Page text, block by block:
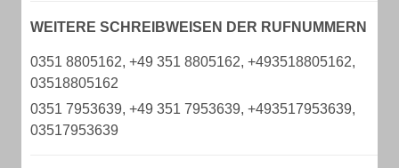
WEITERE SCHREIBWEISEN DER RUFNUMMERN
0351 8805162, +49 351 8805162, +493518805162,
03518805162
0351 7953639, +49 351 7953639, +493517953639,
03517953639